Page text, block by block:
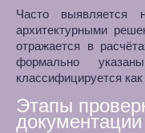
Часто выявляется
архитектурными
отражается в
формально
классифицируется
Этапы
документации